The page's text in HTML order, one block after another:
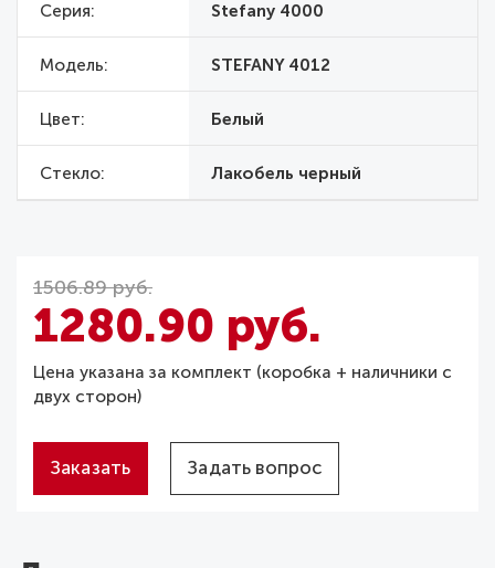
Серия Stefany 4000
Модель STEFANY 4012
Цвет Белый
Стекло Лакобель черный
1506.89 руб.
1280.90 руб.
Цена указана за комплект (коробка + наличники с
двух сторон)
Заказать Задать вопрос